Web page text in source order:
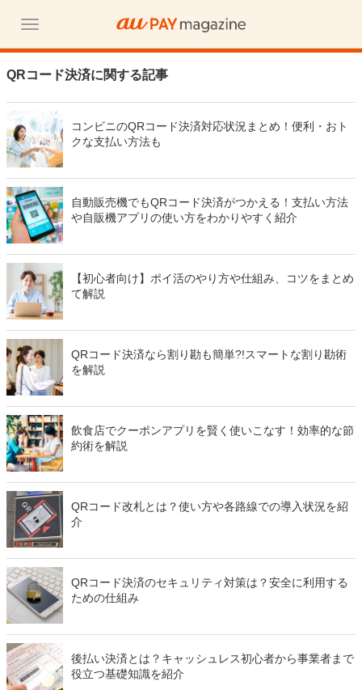
QRコード決済に関する記事
コンビニのQRコード決済対応状況まとめ！便利・おト
クな支払い方法も
自動販売機でもQRコード決済がつかえる！支払い方法
や自販機アプリの使い方をわかりやすく紹介
【初心者向け】ポイ活のやり方や仕組み、コツをまとめ
て解説
QRコード決済なら割り勘も簡単?!スマートな割り勘術
を解説
飲食店でクーポンアプリを賢く使いこなす！効率的な節
約術を解説
QRコード改札とは？使い方や各路線での導入状況を紹
介
QRコード決済のセキュリティ対策は？安全に利用する
ための仕組み
後払い決済とは？キャッシュレス初心者から事業者まで
役立つ基礎知識を紹介